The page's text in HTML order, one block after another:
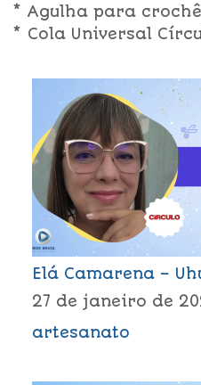
* Agulha para
* Cola Universal
Elá Camarena –
27 de janeiro de
artesanato